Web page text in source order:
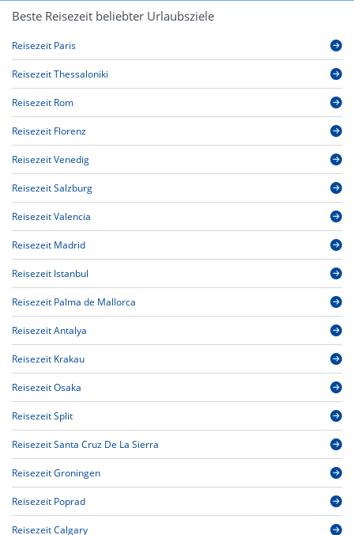
Beste Reisezeit beliebter Urlaubsziele
Reisezeit Paris
Reisezeit Thessaloniki
Reisezeit Rom
Reisezeit Florenz
Reisezeit Venedig
Reisezeit Salzburg
Reisezeit Valencia
Reisezeit Madrid
Reisezeit Istanbul
Reisezeit Palma de Mallorca
Reisezeit Antalya
Reisezeit Krakau
Reisezeit Osaka
Reisezeit Split
Reisezeit Santa Cruz De La Sierra
Reisezeit Groningen
Reisezeit Poprad
Reisezeit Calgary